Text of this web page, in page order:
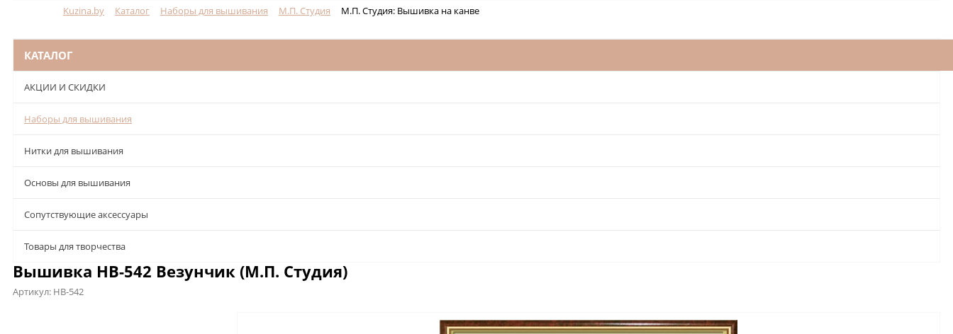
Kuzina.by Каталог Наборы для вышивания М.П. Студия М.П. Студия: Вышивка на канве
КАТАЛОГ
АКЦИИ И СКИДКИ
Наборы для вышивания
Нитки для вышивания
Основы для вышивания
Сопутствующие аксессуары
Товары для творчества
Вышивка НВ-542 Везунчик (М.П. Студия)
Артикул: НВ-542